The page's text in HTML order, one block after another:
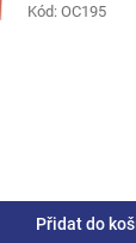
Kód:OC195
Přidat do